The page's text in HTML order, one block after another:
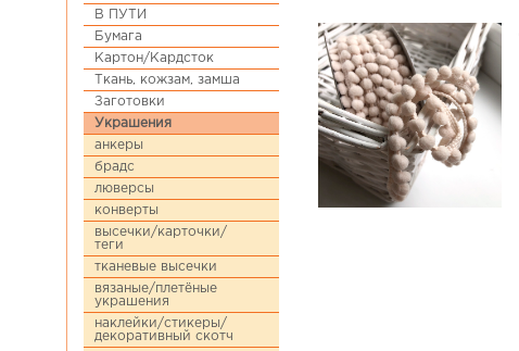
В ПУТИ
Бумага
Картон/Кардсток
Ткань, кожзам, замша
Заготовки
Украшения
анкеры
брадс
люверсы
конверты
высечки/карточки/
теги
тканевые высечки
вязаные/плетёные
украшения
наклейки/стикеры/
декоративный скотч